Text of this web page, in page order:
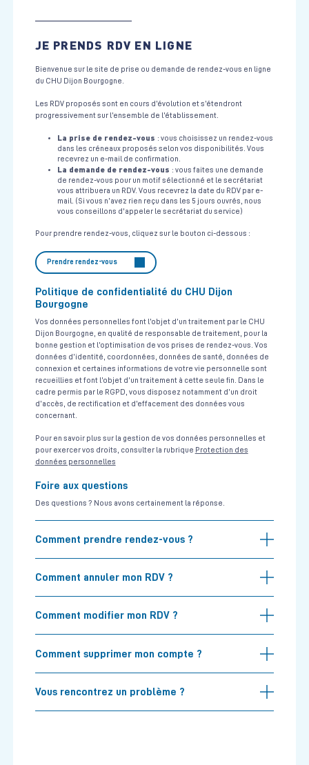
JE PRENDS RDV EN LIGNE
Bienvenue sur le site de prise ou demande de rendez-vous en ligne
du CHU Dijon Bourgogne.
Les RDV proposés sont en cours d’évolution et s’étendront
progressivement sur l’ensemble de l’établissement.
La prise de rendez-vous : vous choisissez un rendez-vous
dans les créneaux proposés selon vos disponibilités. Vous
recevrez un e-mail de confirmation.
La demande de rendez-vous : vous faites une demande
de rendez-vous pour un motif sélectionné et le secrétariat
vous attribuera un RDV. Vous recevrez la date du RDV par e-
mail. (Si vous n’avez rien reçu dans les 5 jours ouvrés, nous
vous conseillons d'appeler le secrétariat du service)
Pour prendre rendez-vous, cliquez sur le bouton ci-dessous :
Prendre rendez-vous
Politique de confidentialité du CHU Dijon
Bourgogne
Vos données personnelles font l’objet d’un traitement par le CHU
Dijon Bourgogne, en qualité de responsable de traitement, pour la
bonne gestion et l’optimisation de vos prises de rendez-vous. Vos
données d’identité, coordonnées, données de santé, données de
connexion et certaines informations de votre vie personnelle sont
recueillies et font l’objet d’un traitement à cette seule fin. Dans le
cadre permis par le RGPD, vous disposez notamment d’un droit
d’accès, de rectification et d’effacement des données vous
concernant.
Pour en savoir plus sur la gestion de vos données personnelles et
pour exercer vos droits, consulter la rubrique Protection des
données personnelles
Foire aux questions
Des questions ? Nous avons certainement la réponse.
Comment prendre rendez-vous ?
Comment annuler mon RDV ?
Comment modifier mon RDV ?
Comment supprimer mon compte ?
Vous rencontrez un problème ?